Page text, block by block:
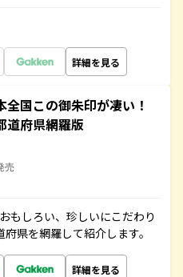
詳細を見る
国この御朱印が凄い！
府県網羅版
売
もしろい、珍しいにこだわり
県を網羅して紹介します。
詳細を見る